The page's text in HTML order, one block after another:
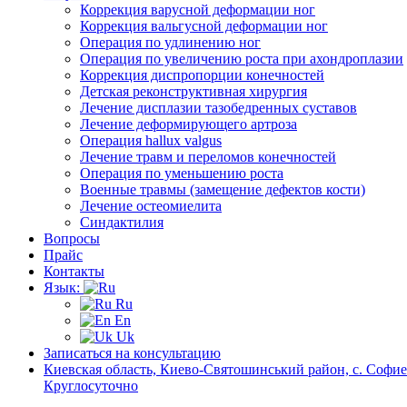
Коррекция варусной деформации ног
Коррекция вальгусной деформации ног
Операция по удлинению ног
Операция по увеличению роста при ахондроплазии
Коррекция диспропорции конечностей
Детская реконструктивная хирургия
Лечение дисплазии тазобедренных суставов
Лечение деформирующего артроза
Операция hallux valgus
Лечение травм и переломов конечностей
Операция по уменьшению роста
Военные травмы (замещение дефектов кости)
Лечение остеомиелита
Синдактилия
Вопросы
Прайс
Контакты
Язык:
Ru
En
Uk
Записаться на консультацию
Киевская область, Киево-Святошинський район, с.
Круглосуточно